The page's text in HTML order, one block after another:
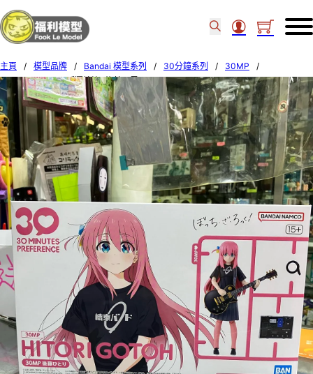
主頁 / 模型品牌 / Bandai 模型系列 / 30分鐘系列 / 30MP
/
Bandai 30MPM [孤獨搖滾] 後藤一里 68355